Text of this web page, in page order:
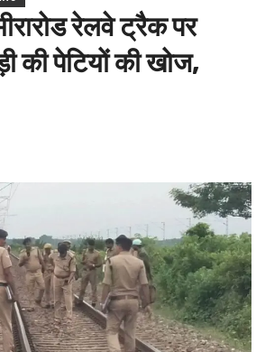
रेलवे ट्रैक पर
की पेटियों की खोज,